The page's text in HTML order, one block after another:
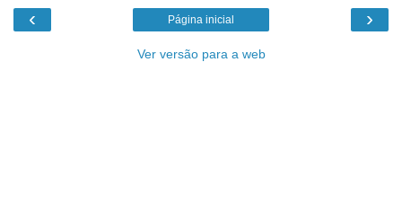
‹ ›
Página inicial
Ver versão para a web